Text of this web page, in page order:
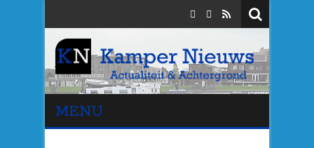
MENU